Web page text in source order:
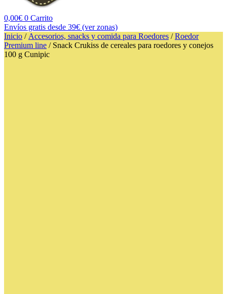
0,00€ 0 Carrito
Envíos gratis desde 39€ (ver zonas)
Inicio / Accesorios, snacks y comida para Roedores /Roedor
Premium line / Snack Crukiss de cereales para roedores y conejos
100 g Cunipic